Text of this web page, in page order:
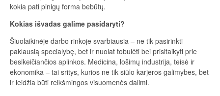
kokia pati pinigų forma bebūtų.
Kokias išvadas galime pasidaryti?
Šiuolaikinėje darbo rinkoje svarbiausia – ne tik pasirinkti
paklausią specialybę, bet ir nuolat tobulėti bei prisitaikyti prie
besikeičiančios aplinkos. Medicina, lošimų industrija, teisė ir
ekonomika – tai sritys, kurios ne tik siūlo karjeros galimybes, bet
ir leidžia būti reikšmingos visuomenės dalimi.